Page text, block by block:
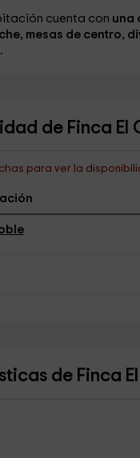
cuenta con una
mesas de centro,
de Finca El
para ver la
de Finca